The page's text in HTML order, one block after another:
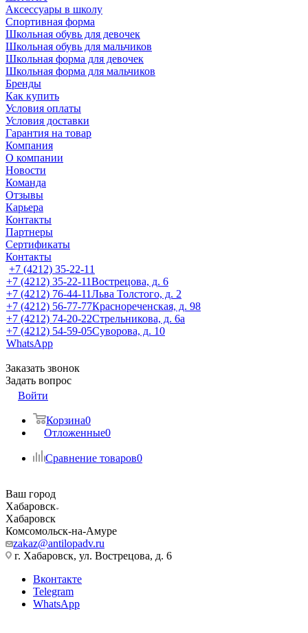
Аксессуары в школу
Спортивная форма
Школьная обувь для девочек
Школьная обувь для мальчиков
Школьная форма для девочек
Школьная форма для мальчиков
Бренды
Как купить
Условия оплаты
Условия доставки
Гарантия на товар
Компания
О компании
Новости
Команда
Отзывы
Карьера
Контакты
Партнеры
Сертификаты
Контакты
+7 (4212) 35-22-11
+7 (4212) 35-22-11Вострецова, д. 6
+7 (4212) 76-44-11Льва Толстого, д. 2
+7 (4212) 56-77-77Краснореченская, д. 98
+7 (4212) 74-20-22Стрельникова, д. 6а
+7 (4212) 54-59-05Суворова, д. 10
WhatsApp
Заказать звонок
Задать вопрос
Войти
Корзина0
Отложенные0
Сравнение товаров0
Ваш город
Хабаровск
Хабаровск
Комсомольск-на-Амуре
zakaz@antilopadv.ru
г. Хабаровск, ул. Вострецова, д. 6
Вконтакте
Telegram
WhatsApp